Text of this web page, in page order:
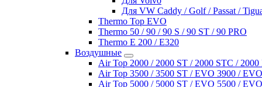
Для VW Caddy / Golf / Passat /
Thermo Top EVO
Thermo 50 / 90 / 90 S / 90 ST / 90 PRO
Thermo E 200 / E320
Воздушные
Air Top 2000 / 2000 ST / 2000 STC /
Air Top 3500 / 3500 ST / EVO 3900 /
Air Top 5000 / 5000 ST / EVO 5500 /